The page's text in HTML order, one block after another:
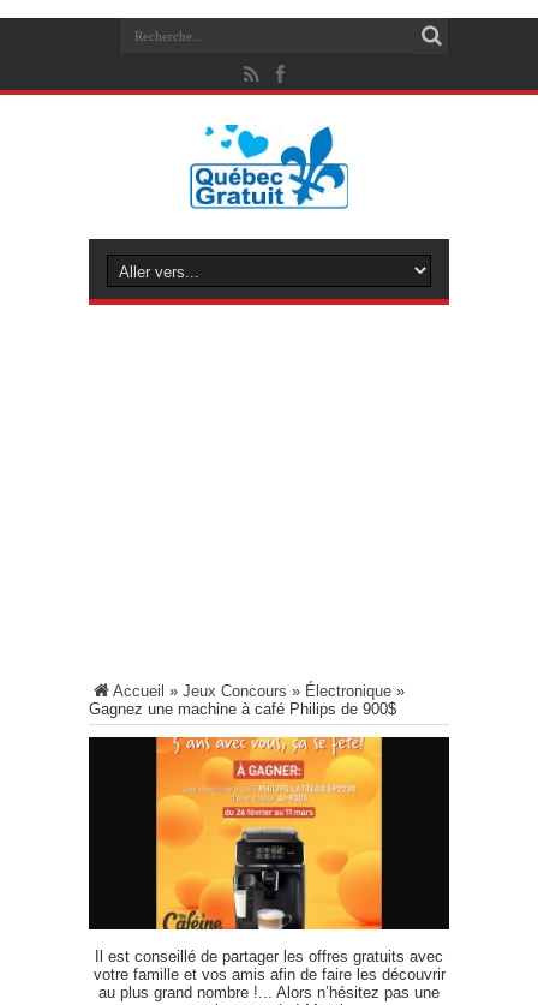
Accueil » Jeux Concours » Électronique »
Gagnez une machine à café Philips de 900$
Il est conseillé de partager les offres gratuits avec
votre famille et vos amis afin de faire les découvrir
au plus grand nombre !... Alors n’hésitez pas une